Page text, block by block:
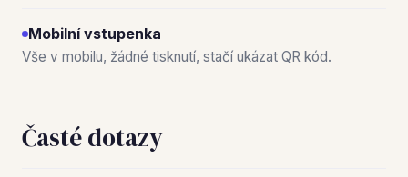
Mobilní vstupenka
Vše v mobilu, žádné tisknutí, stačí ukázat QR kód.
Časté dotazy